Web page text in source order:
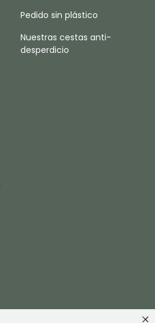
Pedido sin plástico
Nuestras cestas anti-
desperdicio